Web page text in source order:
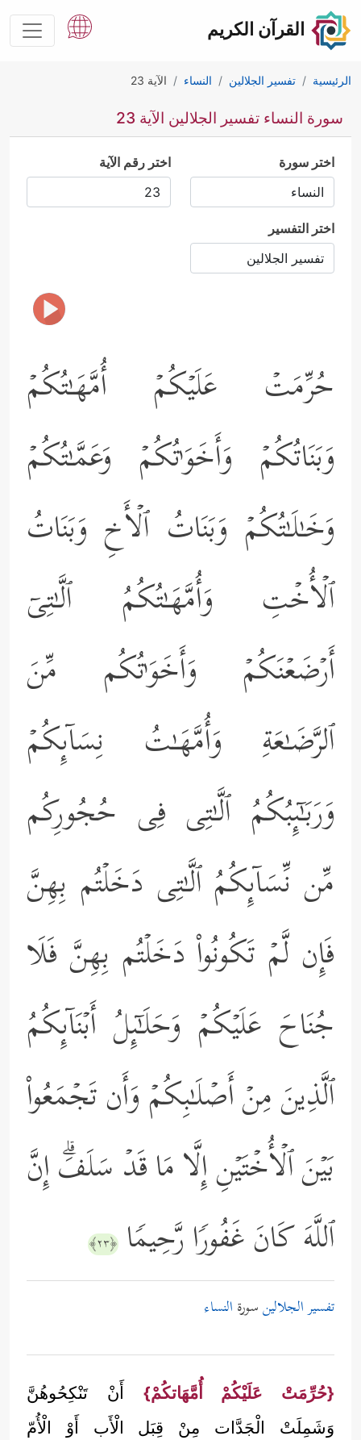
القرآن الكريم
الرئيسية تفسير الجلالين النساء الآية 23
سورة النساء تفسير الجلالين الآية 23
اختر سورة اختر رقم الآية
اختر التفسير
حُرِّمَتۡ عَلَیۡكُمۡ أُمَّهَـٰتُكُمۡ
وَبَنَاتُكُمۡ وَأَخَوَ ٰ⁠تُكُمۡ وَعَمَّـٰتُكُمۡ
وَخَـٰلَـٰتُكُمۡ وَبَنَاتُ ٱلۡأَخِ وَبَنَاتُ
ٱلۡأُخۡتِ وَأُمَّهَـٰتُكُمُ ٱلَّـٰتِیۤ
أَرۡضَعۡنَكُمۡ وَأَخَوَ ٰ⁠تُكُم مِّنَ
ٱلرَّضَـٰعَةِ وَأُمَّهَـٰتُ نِسَاۤىِٕكُمۡ
وَرَبَـٰۤىِٕبُكُمُ ٱلَّـٰتِی فِی حُجُورِكُم
مِّن نِّسَاۤىِٕكُمُ ٱلَّـٰتِی دَخَلۡتُم بِهِنَّ
فَإِن لَّمۡ تَكُونُواْ دَخَلۡتُم بِهِنَّ فَلَا
جُنَاحَ عَلَیۡكُمۡ وَحَلَـٰۤىِٕلُ أَبۡنَاۤىِٕكُمُ
ٱلَّذِینَ مِنۡ أَصۡلَـٰبِكُمۡ وَأَن تَجۡمَعُواْ
بَیۡنَ ٱلۡأُخۡتَیۡنِ إِلَّا مَا قَدۡ سَلَفَۗ إِنَّ
ٱللَّهَ كَانَ غَفُورࣰا رَّحِیمࣰا ﴿٢٣﴾
تفسير الجلالينسورة النساء
{حُرِّمَتْ عَلَيْكُمْ أُمَّهَاتكُمْ} أَنْ تَنْكِحُوهُنَّ
وَشَمِلَتْ الْجَدَّات مِنْ قِبَل الْأَب أَوْ الْأُمّ